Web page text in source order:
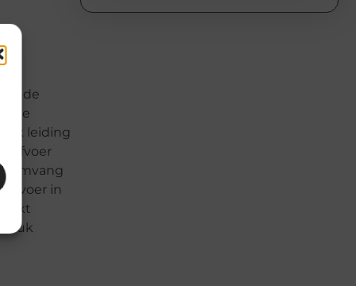
de
de
leiding
afvoer
omvang
afvoer in
stuk